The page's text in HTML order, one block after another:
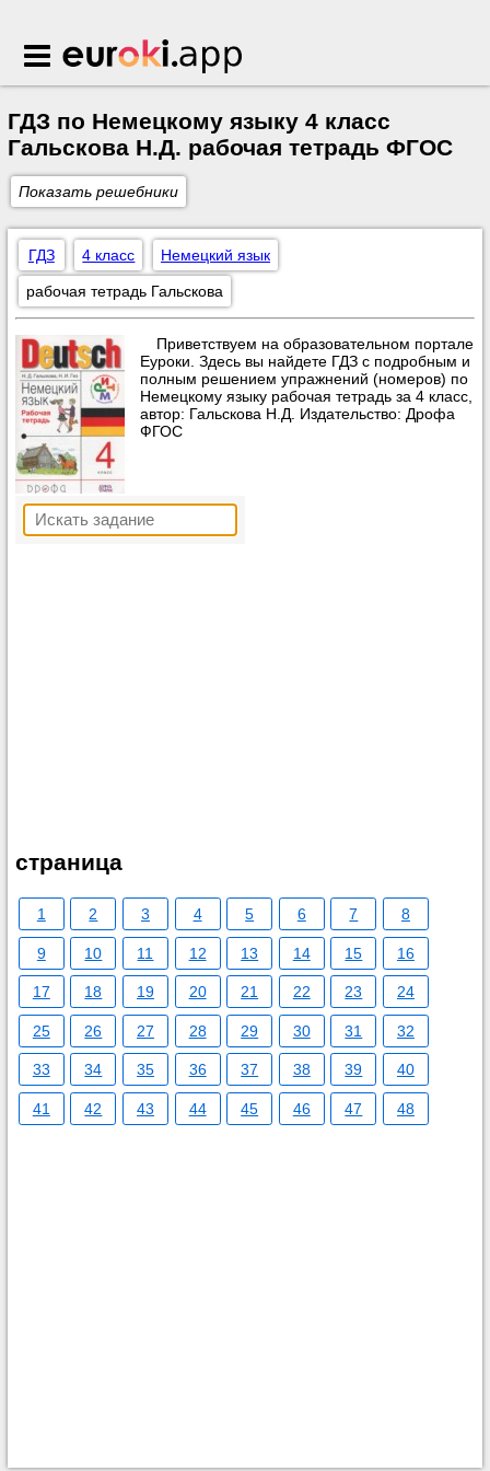
Euroki.app
ГДЗ по Немецкому языку 4 класс
Гальскова Н.Д. рабочая тетрадь ФГОС
Показать решебники
ГДЗ 4 класс Немецкий язык
рабочая тетрадь Гальскова
Приветствуем на образовательном портале
Еуроки. Здесь вы найдете ГДЗ с подробным и
полным решением упражнений (номеров) по
Немецкому языку рабочая тетрадь за 4 класс,
автор: Гальскова Н.Д. Издательство: Дрофа
ФГОС
страница
1 2 3 4 5 6 7 8
9 10 11 12 13 14 15 16
17 18 19 20 21 22 23 24
25 26 27 28 29 30 31 32
33 34 35 36 37 38 39 40
41 42 43 44 45 46 47 48